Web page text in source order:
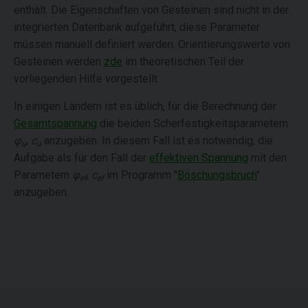
enthält. Die Eigenschaften von Gesteinen sind nicht in der
integrierten Datenbank aufgeführt, diese Parameter
müssen manuell definiert werden. Orientierungswerte von
Gesteinen werden zde im theoretischen Teil der
vorliegenden Hilfe vorgestellt.
In einigen Ländern ist es üblich, für die Berechnung der
Gesamtspannung die beiden Scherfestigkeitsparametern
φu, c u anzugeben. In diesem Fall ist es notwendig, die
Aufgabe als für den Fall der effektiven Spannung mit den
Parametern φef, c ef im Programm "Böschungsbruch"
anzugeben.